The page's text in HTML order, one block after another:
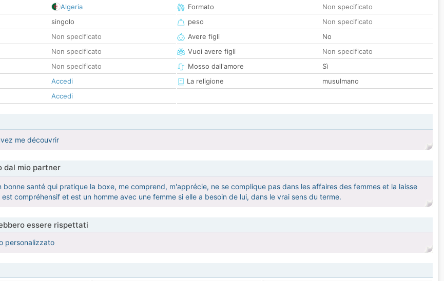
Algeria
singolo
Non specificato
Non specificato
Non specificato
Accedi
Accedi
Formato
Non specificato
peso
Non specificato
Avere figli
No
Vuoi avere figli
Non specificato
Mosso dall'amore
Sì
La religione
musulmano
me découvrir
dal mio partner
bonne santé qui pratique la boxe, me comprend, m'apprécie, ne se complique pas dans les affaires des femmes et la laisse
compréhensif et est un homme avec une femme si elle a besoin de lui, dans le vrai sens du terme.
essere rispettati
personalizzato